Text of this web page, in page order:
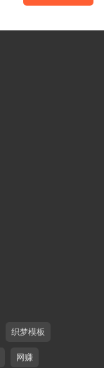
织梦模板
网赚